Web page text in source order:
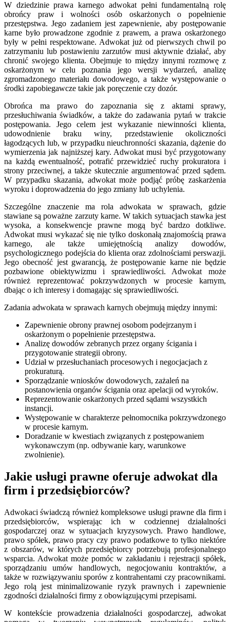
W dziedzinie prawa karnego adwokat pełni fundamentalną rolę
obrońcy praw i wolności osób oskarżonych o popełnienie
przestępstwa. Jego zadaniem jest zapewnienie, aby postępowanie
karne było prowadzone zgodnie z prawem, a prawa oskarżonego
były w pełni respektowane. Adwokat już od pierwszych chwil po
zatrzymaniu lub postawieniu zarzutów musi aktywnie działać, aby
chronić swojego klienta. Obejmuje to między innymi rozmowę z
oskarżonym w celu poznania jego wersji wydarzeń, analizę
zgromadzonego materiału dowodowego, a także występowanie o
środki zapobiegawcze takie jak poręczenie czy dozór.
Obrońca ma prawo do zapoznania się z aktami sprawy,
przesłuchiwania świadków, a także do zadawania pytań w trakcie
postępowania. Jego celem jest wykazanie niewinności klienta,
udowodnienie braku winy, przedstawienie okoliczności
łagodzących lub, w przypadku nieuchronności skazania, dążenie do
wymierzenia jak najniższej kary. Adwokat musi być przygotowany
na każdą ewentualność, potrafić przewidzieć ruchy prokuratora i
strony przeciwnej, a także skutecznie argumentować przed sądem.
W przypadku skazania, adwokat może podjąć próbę zaskarżenia
wyroku i doprowadzenia do jego zmiany lub uchylenia.
Szczególne znaczenie ma rola adwokata w sprawach, gdzie
stawiane są poważne zarzuty karne. W takich sytuacjach stawka jest
wysoka, a konsekwencje prawne mogą być bardzo dotkliwe.
Adwokat musi wykazać się nie tylko doskonałą znajomością prawa
karnego, ale także umiejętnością analizy dowodów,
psychologicznego podejścia do klienta oraz zdolnościami perswazji.
Jego obecność jest gwarancją, że postępowanie karne nie będzie
pozbawione obiektywizmu i sprawiedliwości. Adwokat może
również reprezentować pokrzywdzonych w procesie karnym,
dbając o ich interesy i domagając się sprawiedliwości.
Zadania adwokata w sprawach karnych obejmują między innymi:
Zapewnienie obrony prawnej osobom podejrzanym i
oskarżonym o popełnienie przestępstwa.
Analizę dowodów zebranych przez organy ścigania i
przygotowanie strategii obrony.
Udział w przesłuchaniach procesowych i negocjacjach z
prokuraturą.
Sporządzanie wniosków dowodowych, zażaleń na
postanowienia organów ścigania oraz apelacji od wyroków.
Reprezentowanie oskarżonych przed sądami wszystkich
instancji.
Występowanie w charakterze pełnomocnika pokrzywdzonego
w procesie karnym.
Doradzanie w kwestiach związanych z postępowaniem
wykonawczym (np. odbywanie kary, warunkowe
zwolnienie).
Jakie usługi prawne oferuje adwokat dla
firm i przedsiębiorców?
Adwokaci świadczą również kompleksowe usługi prawne dla firm i
przedsiębiorców, wspierając ich w codziennej działalności
gospodarczej oraz w sytuacjach kryzysowych. Prawo handlowe,
prawo spółek, prawo pracy czy prawo podatkowe to tylko niektóre
z obszarów, w których przedsiębiorcy potrzebują profesjonalnego
wsparcia. Adwokat może pomóc w zakładaniu i rejestracji spółek,
sporządzaniu umów handlowych, negocjowaniu kontraktów, a
także w rozwiązywaniu sporów z kontrahentami czy pracownikami.
Jego rolą jest minimalizowanie ryzyk prawnych i zapewnienie
zgodności działalności firmy z obowiązującymi przepisami.
W kontekście prowadzenia działalności gospodarczej, adwokat